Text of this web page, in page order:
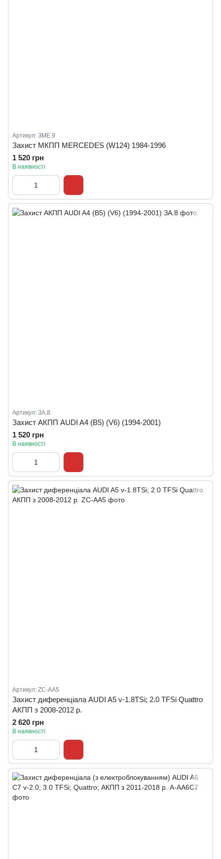
Артикул: ЗМЕ.9
Захист МКПП MERCEDES (W124) 1984-1996
1 520 грн
В наявності
Артикул: ЗА.8
Захист АКПП AUDI A4 (B5) (V6) (1994-2001)
1 520 грн
В наявності
Артикул: ZC-AA5
Захист диференціала AUDI A5 v-1.8TSi; 2.0 TFSi Quattro
АКПП з 2008-2012 р.
2 620 грн
В наявності